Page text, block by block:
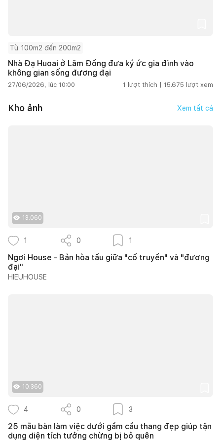
Từ 100m2 đến 200m2
Nhà Đạ Huoai ở Lâm Đồng đưa ký ức gia đình vào
không gian sống đương đại
27/06/2026, lúc 10:00 1 lượt thích | 15.675 lượt xem
Kho ảnh Xem tất cả
13.060
1 0 1
Ngơi House - Bản hòa tấu giữa "cổ truyền" và "đương
đại"
HIEUHOUSE
10.360
4 0 3
25 mẫu bàn làm việc dưới gầm cầu thang đẹp giúp tận
dụng diện tích tưởng chừng bị bỏ quên